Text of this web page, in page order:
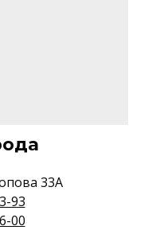
33А
93
00